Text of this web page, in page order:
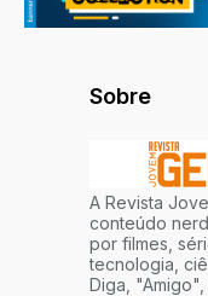
Sobre
A Revista
conteúdo
por filmes,
tecnologia,
Diga,